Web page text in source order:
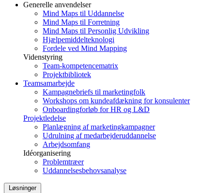
Generelle anvendelser
Mind Maps til Uddannelse
Mind Maps til Forretning
Mind Maps til Personlig Udvikling
Hjælpemiddelteknologi
Fordele ved Mind Mapping
Videnstyring
Team-kompetencematrix
Projektbibliotek
Teamsamarbejde
Kampagnebriefs til marketingfolk
Workshops om kundeafdækning for konsulenter
Onboardingforløb for HR og L&D
Projektledelse
Planlægning af marketingkampagner
Udrulning af medarbejderuddannelse
Arbejdsomfang
Idéorganisering
Problemtræer
Uddannelsesbehovsanalyse
Løsninger